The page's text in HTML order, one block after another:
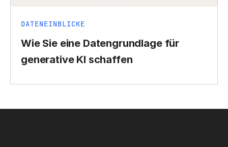
DATENEINBLICKE
Wie Sie eine Datengrundlage für
generative KI schaffen